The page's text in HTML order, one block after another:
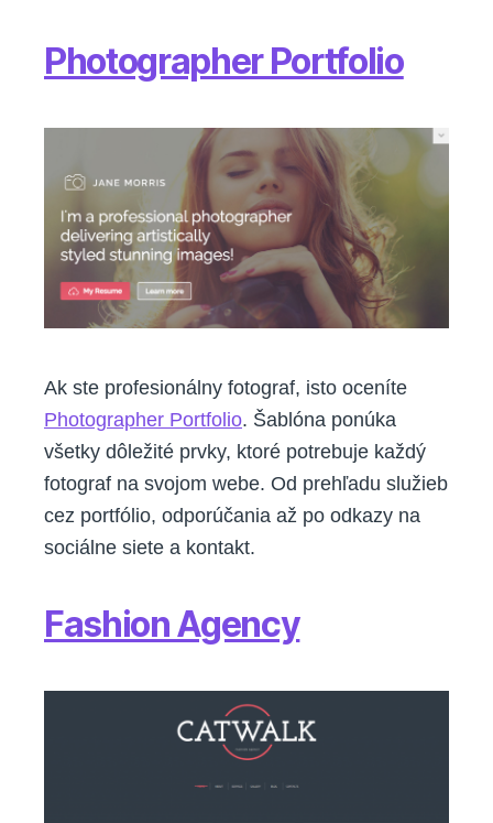
Photographer Portfolio
Ak ste profesionálny fotograf, isto oceníte
Photographer Portfolio. Šablóna ponúka
všetky dôležité prvky, ktoré potrebuje každý
fotograf na svojom webe. Od prehľadu služieb
cez portfólio, odporúčania až po odkazy na
sociálne siete a kontakt.
Fashion Agency